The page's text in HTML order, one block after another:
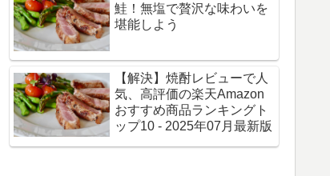
鮭！無塩で贅沢な味わいを
堪能しよう
【解決】焼酎レビューで人
気、高評価の楽天Amazon
おすすめ商品ランキングト
ップ10 - 2025年07月最新版